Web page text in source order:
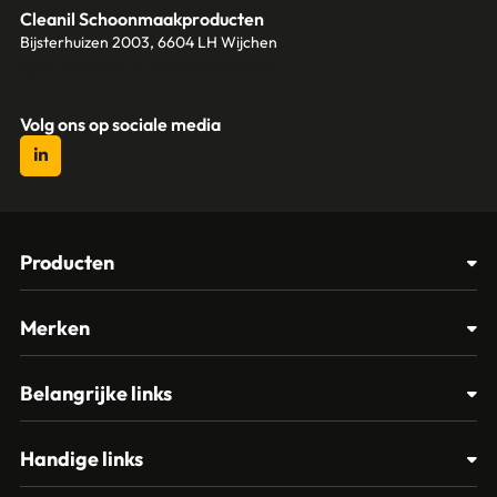
Cleanil Schoonmaakproducten
Bijsterhuizen 2003, 6604 LH Wijchen
Volg ons op sociale media
Producten
Glasbewassing
Materialen
Papier – Dispensers - Toiletinrichting
Merken
Spectro
Vikan
Belangrijke links
Contact
Handige links